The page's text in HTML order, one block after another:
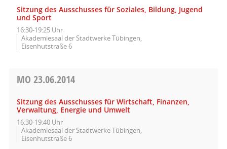
Sitzung des Ausschusses für Soziales, Bildung, Jugend
und Sport
16:30-19:25 Uhr
Akademiesaal der Stadtwerke Tübingen,
Eisenhutstraße 6
MO 23.06.2014
Sitzung des Ausschusses für Wirtschaft, Finanzen,
Verwaltung, Energie und Umwelt
16:30-19:40 Uhr
Akademiesaal der Stadtwerke Tübingen,
Eisenhutstraße 6